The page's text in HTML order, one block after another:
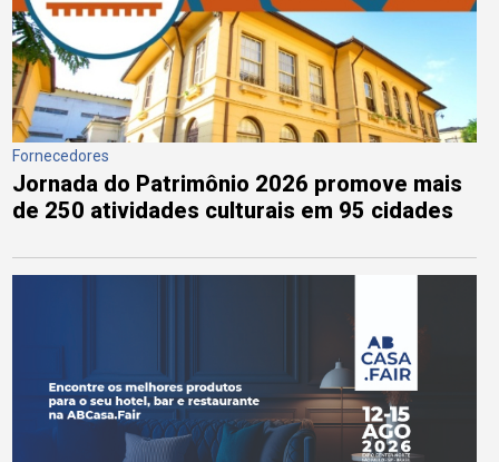
Fornecedores
Jornada do Patrimônio 2026 promove mais
de 250 atividades culturais em 95 cidades